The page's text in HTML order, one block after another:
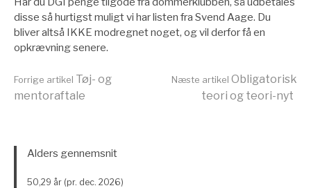
disse så hurtigst muligt vi har listen fra Svend Aage. Du
bliver altså IKKE modregnet noget, og vil derfor få en
opkrævning senere.
Læs
videre
Forrige artikel Tøj- og
mentoraftale
Næste artikel Obligatorisk
teori og teori-nyt
Alders gennemsnit
50,29 år (pr. dec. 2026)